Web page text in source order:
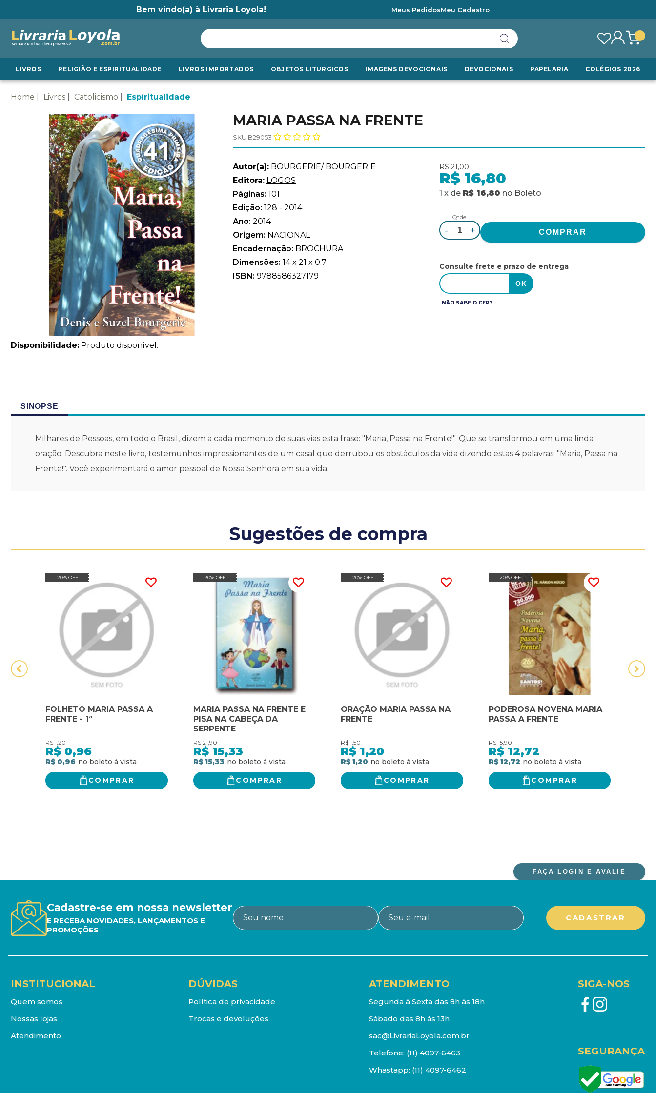
Bem vindo(a) à Livraria Loyola! Meus PedidosMeu Cadastro
LIVROS RELIGIÃO E ESPIRITUALIDADE LIVROS IMPORTADOS OBJETOS LITURGICOS IMAGENS DEVOCIONAIS DEVOCIONAIS PAPELARIA COLÉGIOS 2026
Home Livros Catolicismo Espíritualidade
Disponibilidade: Produto disponível.
MARIA PASSA NA FRENTE
SKU B29053
Autor(a): BOURGERIE/ BOURGERIE
Editora: LOGOS
Páginas: 101
Edição: 128 - 2014
Ano: 2014
Origem: NACIONAL
Encadernação: BROCHURA
Dimensões: 14 x 21 x 0.7
ISBN: 9788586327179
R$ 21,00
R$ 16,80
1 x de R$ 16,80 no Boleto
Qtde.
- +
Consulte frete e prazo de entrega
NÃO SABE O CEP?
SINOPSE
Milhares de Pessoas, em todo o Brasil, dizem a cada momento de suas vias esta frase: "Maria, Passa na Frente!". Que se transformou em uma linda
oração. Descubra neste livro, testemunhos impressionantes de um casal que derrubou os obstáculos da vida dizendo estas 4 palavras: "Maria, Passa na
Frente!". Você experimentará o amor pessoal de Nossa Senhora em sua vida.
Sugestões de compra
20% OFF
FOLHETO MARIA PASSA A
FRENTE - 1ª
R$ 1,20
R$ 0,96
R$ 0,96
COMPRAR
30% OFF
MARIA PASSA NA FRENTE E
PISA NA CABEÇA DA
SERPENTE
R$ 21,90
R$ 15,33
R$ 15,33
COMPRAR
20% OFF
ORAÇÃO MARIA PASSA NA
FRENTE
R$ 1,50
R$ 1,20
R$ 1,20
COMPRAR
20% OFF
PODEROSA NOVENA MARIA
PASSA A FRENTE
R$ 15,90
R$ 12,72
R$ 12,72
COMPRAR
FAÇA LOGIN E AVALIE
Cadastre-se em nossa newsletter
E RECEBA NOVIDADES, LANÇAMENTOS E
PROMOÇÕES
INSTITUCIONAL
Quem somos
Nossas lojas
Atendimento
DÚVIDAS
Política de privacidade
Trocas e devoluções
ATENDIMENTO
Segunda à Sexta das 8h às 18h
Sábado das 8h às 13h
sac@LivrariaLoyola.com.br
Telefone: (11) 4097-6463
Whastapp: (11) 4097-6462
SIGA-NOS
SEGURANÇA